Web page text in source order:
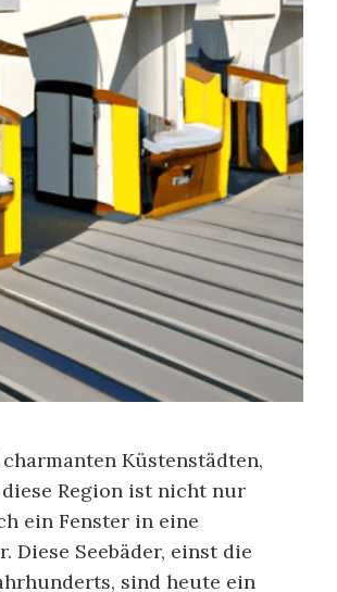
Küstenstädten,
Region ist nicht nur
ein Fenster in eine
Diese Seebäder, einst die
sind heute ein